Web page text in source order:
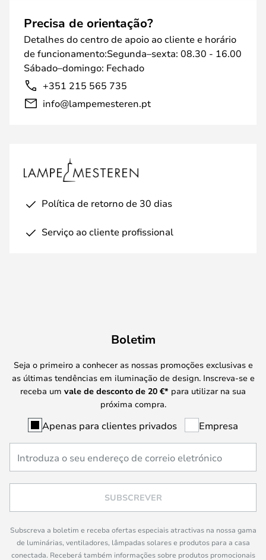
Precisa de orientação?
Detalhes do centro de apoio ao cliente e horário
de funcionamento:Segunda–sexta: 08.30 - 16.00
Sábado–domingo: Fechado
+351 215 565 735
info@lampemesteren.pt
Política de retorno de 30 dias
Serviço ao cliente profissional
Boletim
Seja o primeiro a conhecer as nossas promoções exclusivas e
as últimas tendências em iluminação de design. Inscreva-se e
receba um vale de desconto de 20 €* para utilizar na sua
próxima compra.
Apenas para clientes privados Empresa
SUBSCREVER
Subscreva a boletim e receba ofertas especiais atractivas na nossa gama
de luminárias, ventiladores, lâmpadas solares e produtos para a casa
conectada. Receberá também informações sobre produtos promocionais